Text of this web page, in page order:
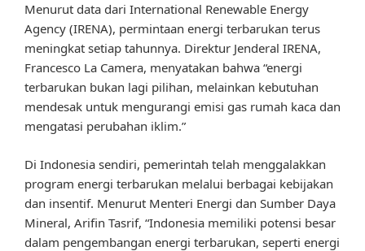
Menurut data dari International Renewable Energy
Agency (IRENA), permintaan energi terbarukan terus
meningkat setiap tahunnya. Direktur Jenderal IRENA,
Francesco La Camera, menyatakan bahwa “energi
terbarukan bukan lagi pilihan, melainkan kebutuhan
mendesak untuk mengurangi emisi gas rumah kaca dan
mengatasi perubahan iklim.”
Di Indonesia sendiri, pemerintah telah menggalakkan
program energi terbarukan melalui berbagai kebijakan
dan insentif. Menurut Menteri Energi dan Sumber Daya
Mineral, Arifin Tasrif, “Indonesia memiliki potensi besar
dalam pengembangan energi terbarukan, seperti energi